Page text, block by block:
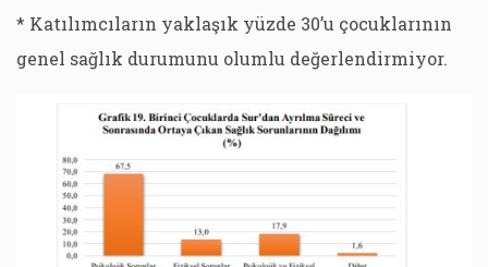
* Katılımcıların yaklaşık yüzde 30’u çocuklarının
genel sağlık durumunu olumlu değerlendirmiyor.